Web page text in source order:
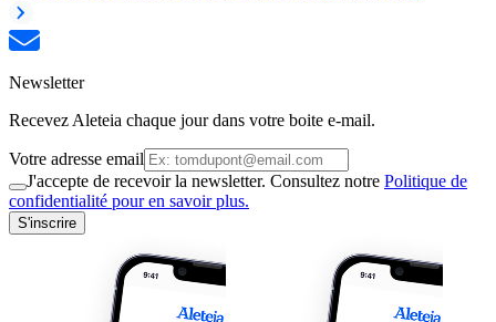
Newsletter
Recevez Aleteia chaque jour dans votre boite e-mail.
Votre adresse email
J'accepte de recevoir la newsletter. Consultez notre Politique de
confidentialité pour en savoir plus.
S'inscrire